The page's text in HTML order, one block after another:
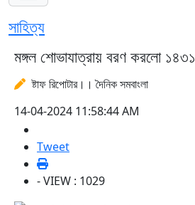
সাহিত্য
মঙ্গল শোভাযাত্রায় বরণ করলো ১৪৩১
ষ্টাফ রিপোটার।। দৈনিক সমবাংলা
14-04-2024 11:58:44 AM
Tweet
- VIEW : 1029